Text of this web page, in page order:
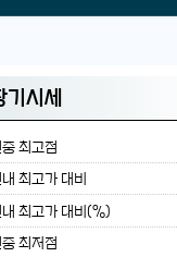
기시세
최고점
최고가 대비
최고가 대비(%)
최저점